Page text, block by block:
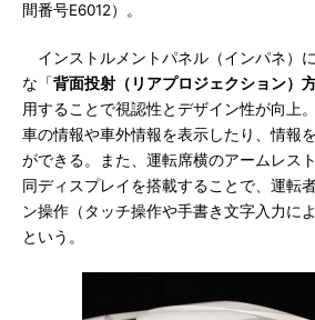
間番号E6012）。
インストルメントパネル（インパネ）
な「背面投射（リアプロジェクション）
用することで視認性とデザイン性が向上
車の情報や車外情報を表示したり、情報
ができる。また、運転席横のアームレス
同ディスプレイを搭載することで、運転
ン操作（タッチ操作や手書き文字入力に
という。